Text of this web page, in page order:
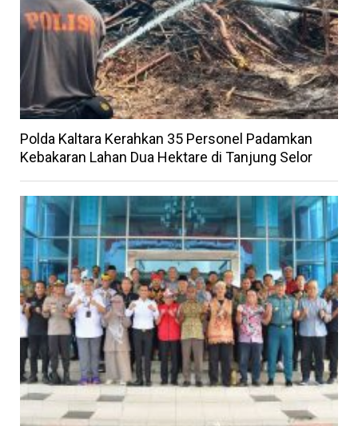
Polda Kaltara Kerahkan 35 Personel Padamkan
Kebakaran Lahan Dua Hektare di Tanjung Selor